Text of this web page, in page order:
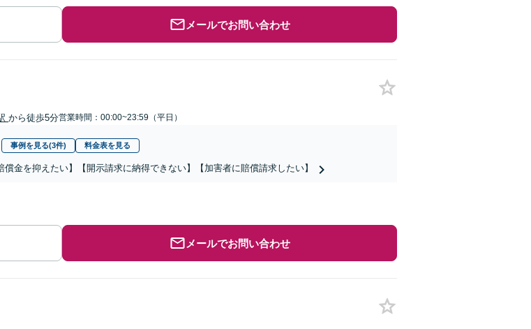
メールでお問い合わせ
から徒歩5分営業時間：00:00~23:59（平日）
事例を見る(3件) 料金表を見る
償金を抑えたい】【開示請求に納得できない】【加害者に賠償請求したい】
メールでお問い合わせ